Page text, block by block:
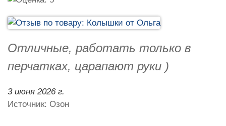
Отличные, работать только в
перчатках, царапают руки )
3 июня 2026 г.
Источник: Озон